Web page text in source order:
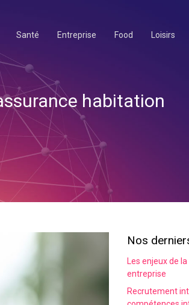
Santé Entreprise Food Loisirs
habitation
Nos
Les enjeux de
entreprise
Recrutement